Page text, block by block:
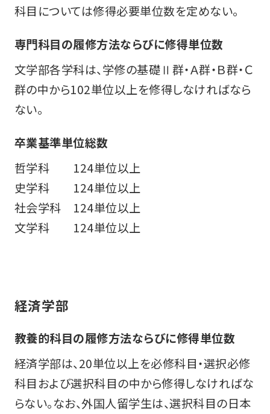
科目については修得必要単位数を定めない。
専門科目の履修方法ならびに修得単位数
文学部各学科は、学修の基礎Ⅱ群・Ａ群・Ｂ群・Ｃ
群の中から102単位以上を修得しなければなら
ない。
卒業基準単位総数
哲学科 124単位以上
史学科 124単位以上
社会学科 124単位以上
文学科 124単位以上
経済学部
教養的科目の履修方法ならびに修得単位数
経済学部は、20単位以上を必修科目・選択必修
科目および選択科目の中から修得しなければな
らない。なお、外国人留学生は、選択科目の日本